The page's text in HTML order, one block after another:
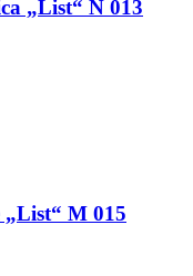
„List“ N 013
„List“ M 015